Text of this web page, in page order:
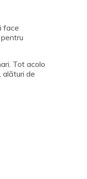
face
Tot acolo
alături de